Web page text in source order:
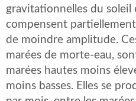
gravitationnelles du soleil
compensent
de moindre amplitude.
marées de morte-eau,
marées hautes moins
moins basses. Elles se